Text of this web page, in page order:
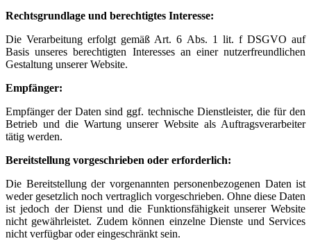
Rechtsgrundlage und berechtigtes Interesse:
Die Verarbeitung erfolgt gemäß Art. 6 Abs. 1 lit. f DSGVO auf
Basis unseres berechtigten Interesses an einer nutzerfreundlichen
Gestaltung unserer Website.
Empfänger:
Empfänger der Daten sind ggf. technische Dienstleister, die für den
Betrieb und die Wartung unserer Website als Auftragsverarbeiter
tätig werden.
Bereitstellung vorgeschrieben oder erforderlich:
Die Bereitstellung der vorgenannten personenbezogenen Daten ist
weder gesetzlich noch vertraglich vorgeschrieben. Ohne diese Daten
ist jedoch der Dienst und die Funktionsfähigkeit unserer Website
nicht gewährleistet. Zudem können einzelne Dienste und Services
nicht verfügbar oder eingeschränkt sein.